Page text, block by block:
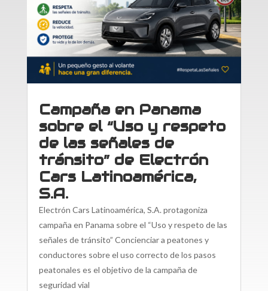
Campaña en Panama
sobre el “Uso y respeto
de las señales de
tránsito” de Electrón
Cars Latinoamérica,
S.A.
Electrón Cars Latinoamérica, S.A. protagoniza
campaña en Panama sobre el “Uso y respeto de las
señales de tránsito” Concienciar a peatones y
conductores sobre el uso correcto de los pasos
peatonales es el objetivo de la campaña de
seguridad vial